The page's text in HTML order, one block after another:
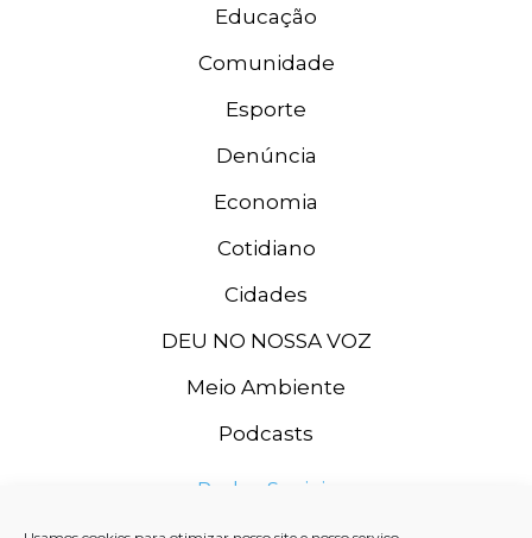
Educação
Comunidade
Esporte
Denúncia
Economia
Cotidiano
Cidades
DEU NO NOSSA VOZ
Meio Ambiente
Podcasts
Redes Sociais